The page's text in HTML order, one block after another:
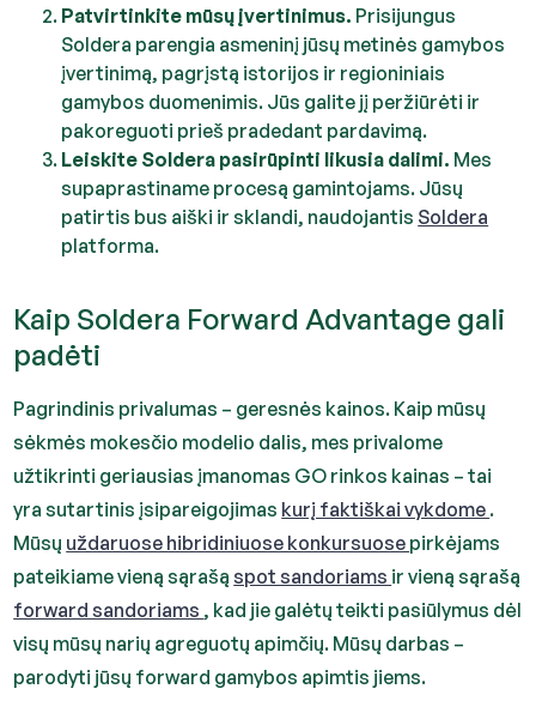
Patvirtinkite mūsų įvertinimus. Prisijungus
Soldera parengia asmeninį jūsų metinės gamybos
įvertinimą, pagrįstą istorijos ir regioniniais
gamybos duomenimis. Jūs galite jį peržiūrėti ir
pakoreguoti prieš pradedant pardavimą.
Leiskite Soldera pasirūpinti likusia dalimi. Mes
supaprastiname procesą gamintojams. Jūsų
patirtis bus aiški ir sklandi, naudojantis Soldera
platforma.
Kaip Soldera Forward Advantage gali
padėti
Pagrindinis privalumas – geresnės kainos. Kaip mūsų
sėkmės mokesčio modelio dalis, mes privalome
užtikrinti geriausias įmanomas GO rinkos kainas – tai
yra sutartinis įsipareigojimas kurį faktiškai vykdome .
Mūsų uždaruose hibridiniuose konkursuose pirkėjams
pateikiame vieną sąrašąspot sandoriams ir vieną sąrašą
forward sandoriams , kad jie galėtų teikti pasiūlymus dėl
visų mūsų narių agreguotų apimčių. Mūsų darbas –
parodyti jūsų forward gamybos apimtis jiems.